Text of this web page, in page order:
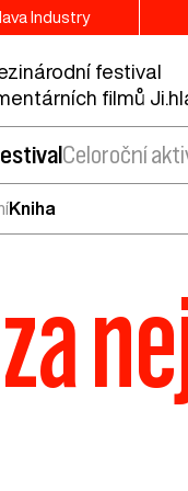
Industry
festival
filmů
Kniha
Celoroční